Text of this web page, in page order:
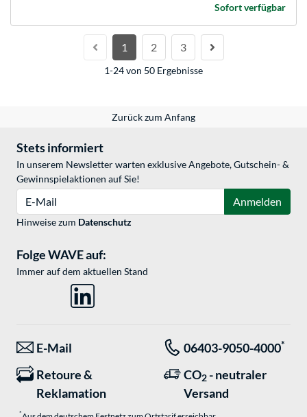
Sofort verfügbar
1 2 3
1-24 von 50 Ergebnisse
Zurück zum Anfang
Stets informiert
In unserem Newsletter warten exklusive Angebote, Gutschein- &
Gewinnspielaktionen auf Sie!
Anmelden
Hinweise zum Datenschutz
Folge WAVE auf:
Immer auf dem aktuellen Stand
E-Mail 06403-9050-4000*
Retoure &
Reklamation
CO2 - neutraler
Versand
*